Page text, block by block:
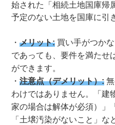
始された「相続土地国庫帰
予定のない土地を国庫に引
メリット: 買い手がつか
であっても、要件を満たせ
ができます。
注意点（デメリット）:
わけではありません。「建
家の場合は解体が必須）」
「土壌汚染がないこと」な